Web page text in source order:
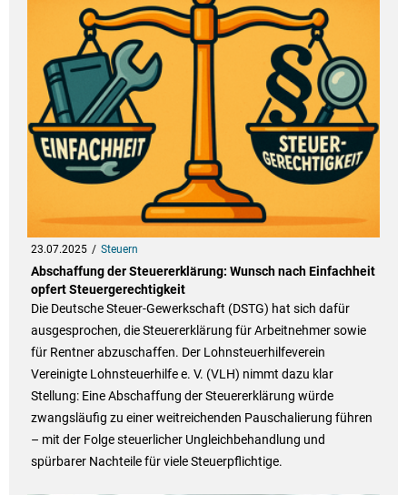
23.07.2025 Steuern
Abschaffung der Steuererklärung: Wunsch nach Einfachheit
opfert Steuergerechtigkeit
Die Deutsche Steuer-Gewerkschaft (DSTG) hat sich dafür
ausgesprochen, die Steuererklärung für Arbeitnehmer sowie
für Rentner abzuschaffen. Der Lohnsteuerhilfeverein
Vereinigte Lohnsteuerhilfe e. V. (VLH) nimmt dazu klar
Stellung: Eine Abschaffung der Steuererklärung würde
zwangsläufig zu einer weitreichenden Pauschalierung führen
– mit der Folge steuerlicher Ungleichbehandlung und
spürbarer Nachteile für viele Steuerpflichtige.